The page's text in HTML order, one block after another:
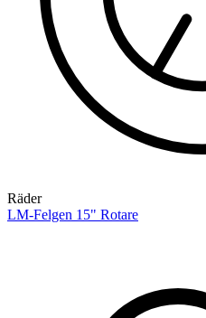
Räder
LM-Felgen 15" Rotare